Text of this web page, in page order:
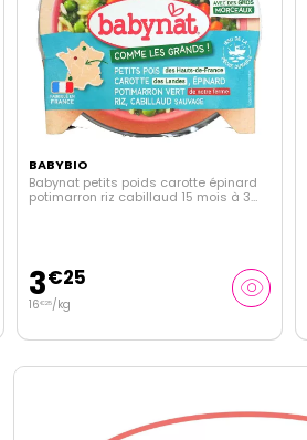
BABYBIO
Babynat petits poids carotte épinard
potimarron riz cabillaud 15 mois à 3
3€25
16€25/kg